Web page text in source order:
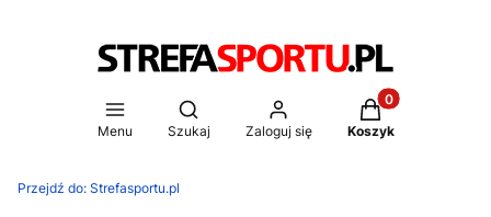
Menu
Otwórz wyszukiwarkę
Szukaj Zaloguj się
Produkty w
Koszyk
Przejdź do: Strefasportu.pl